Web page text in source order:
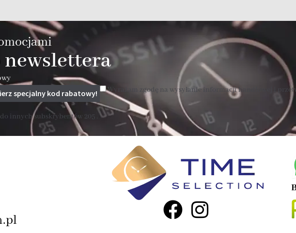
newslettera
Wyrażam zgodę na wysyłanie informacji handlowej i
innych subskrybentów 205 .